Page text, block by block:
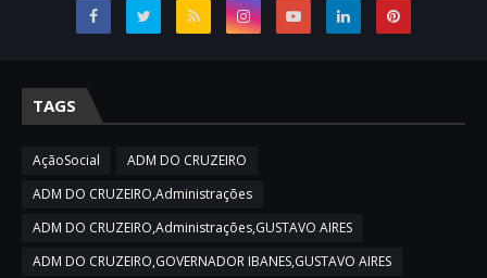
TAGS
AçãoSocial
ADM DO CRUZEIRO
ADM DO CRUZEIRO,Administrações
ADM DO CRUZEIRO,Administrações,GUSTAVO AIRES
ADM DO CRUZEIRO,GOVERNADOR IBANES,GUSTAVO AIRES